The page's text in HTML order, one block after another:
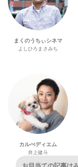
まくのうちぃシネマ
よしひろまさみち
カルぺディエム
井上健斗